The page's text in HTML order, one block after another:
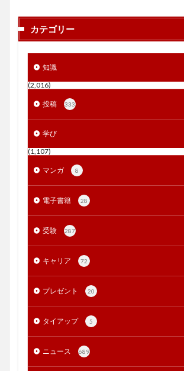
カテゴリー
知識
(2,016)
投稿 333
学び
(1,107)
マンガ 8
電子書籍 28
受験 287
キャリア 72
プレゼント 20
タイアップ 5
ニュース 689